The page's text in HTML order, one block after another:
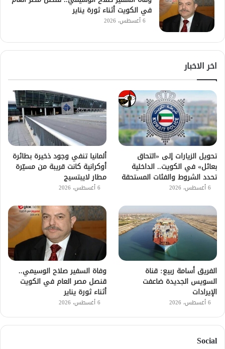
في الكويت أثناء ثورة يناير
6 أغسطس، 2026
اخر الاخبار
تحويل الزيارات إلى «التحاق
بعائل» في الكويت.. الداخلية
تحدد الشروط والفئات المستحقة
6 أغسطس، 2026
ألمانيا تنفي وجود ذخيرة بطائرة
أوكرانية كانت قريبة من مسيّرة
مطار لايبتسيج
6 أغسطس، 2026
الفريق أسامة ربيع: قناة
السويس الجديدة ضاعفت
الإيرادات
6 أغسطس، 2026
وفاة السفير صلاح الوسيمي..
قنصل مصر العام في الكويت
أثناء ثورة يناير
6 أغسطس، 2026
Social